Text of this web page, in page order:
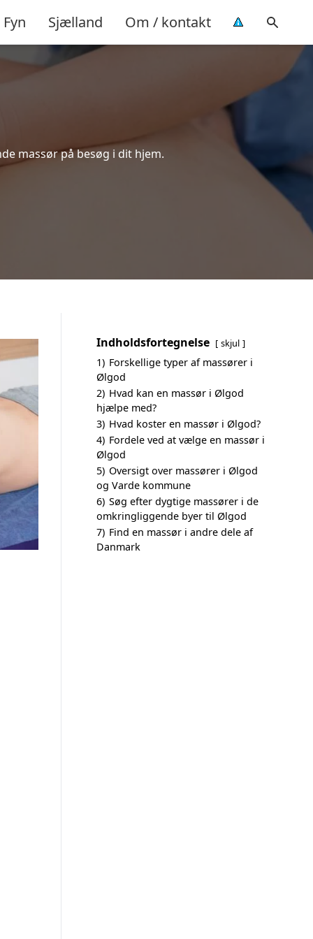
Fyn Sjælland Om / kontakt
massør på besøg i dit hjem.
Indholdsfortegnelse skjul
1) Forskellige typer af massører i
Ølgod
2) Hvad kan en massør i Ølgod
hjælpe med?
3) Hvad koster en massør i Ølgod?
4) Fordele ved at vælge en massør i
Ølgod
5) Oversigt over massører i Ølgod
og Varde kommune
6) Søg efter dygtige massører i de
omkringliggende byer til Ølgod
7) Find en massør i andre dele af
Danmark